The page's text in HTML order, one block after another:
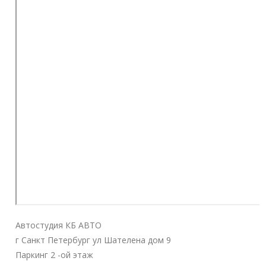
Автостудия КБ АВТО
г Санкт Петербург ул Шателена дом 9
Паркинг 2 -ой этаж